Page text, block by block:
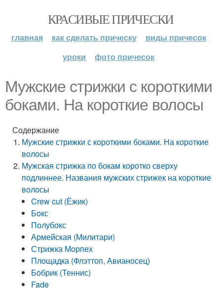
КРАСИВЫЕ ПРИЧЕСКИ
главная как сделать прическу
виды причесок
уроки
фото причесок
Мужские стрижки с короткими
боками. На короткие волосы
Содержание
Мужские стрижки с короткими боками. На короткие
волосы
Мужская стрижка по бокам коротко сверху
подлиннее. Названия мужских стрижек на короткие
волосы
Crew cut (Ёжик)
Бокс
Полубокс
Армейская (Милитари)
Стрижка Морпех
Площадка (Флэттоп, Авианосец)
Бобрик (Теннис)
Fade